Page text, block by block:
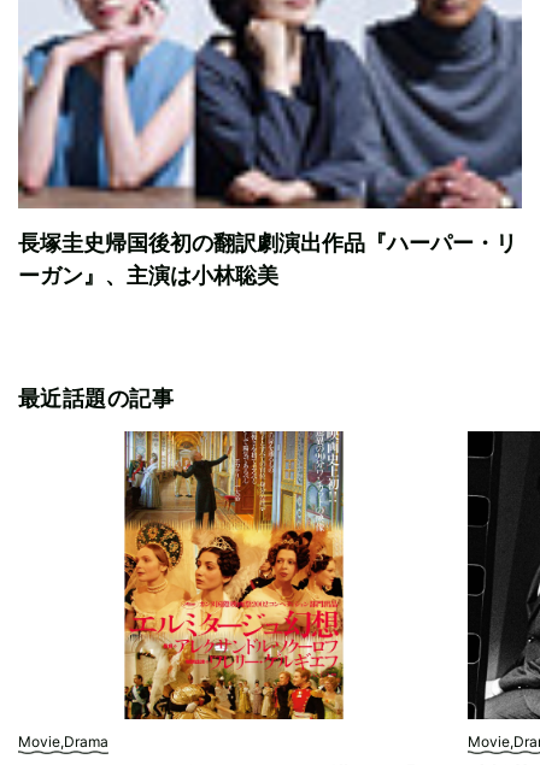
長塚圭史帰国後初の翻訳劇演出作品『ハーパー・リ
ーガン』、主演は小林聡美
最近話題の記事
Movie,Drama